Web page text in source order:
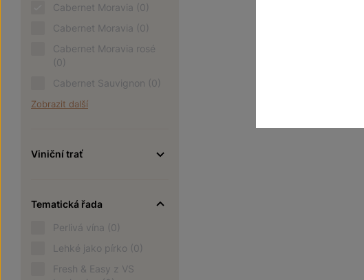
Cabernet Moravia (0)
Cabernet Moravia (0)
Cabernet Moravia rosé
(0)
Cabernet Sauvignon (0)
Zobrazit další
Viniční trať
Tematická řada
Perlivá vína (0)
Lehké jako pírko (0)
Fresh & Easy z VS